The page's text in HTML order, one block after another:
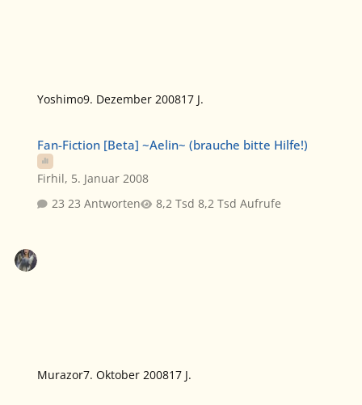
Yoshimo9. Dezember 200817 J.
Fan-Fiction [Beta] ~Aelin~ (brauche bitte Hilfe!)
Firhil, 5. Januar 2008
23 Antworten
8,2 Tsd Aufrufe
Murazor7. Oktober 200817 J.